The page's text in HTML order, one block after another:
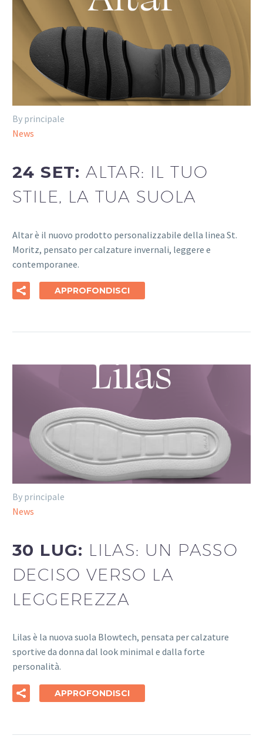
By principale
News
24 SET:ALTAR: IL TUO
STILE, LA TUA SUOLA
Altar è il nuovo prodotto personalizzabile della linea St.
Moritz, pensato per calzature invernali, leggere e
contemporanee.
APPROFONDISCI
By principale
News
30 LUG: LILAS: UN PASSO
DECISO VERSO LA
LEGGEREZZA
Lilas è la nuova suola Blowtech, pensata per calzature
sportive da donna dal look minimal e dalla forte
personalità.
APPROFONDISCI